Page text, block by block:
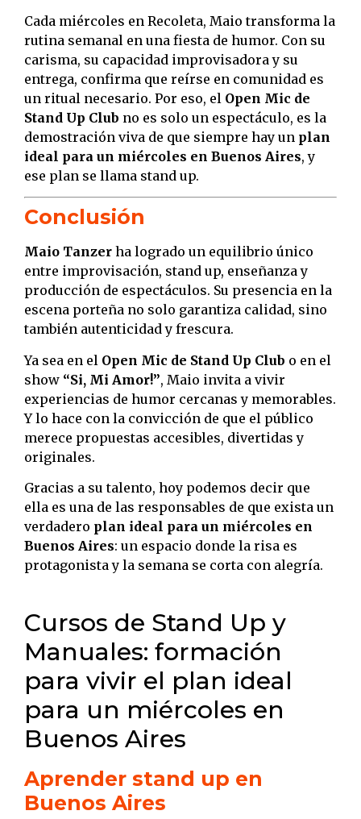
Cada miércoles en Recoleta, Maio transforma la
rutina semanal en una fiesta de humor. Con su
carisma, su capacidad improvisadora y su
entrega, confirma que reírse en comunidad es
un ritual necesario. Por eso, el Open Mic de
Stand Up Club no es solo un espectáculo, es la
demostración viva de que siempre hay un plan
ideal para un miércoles en Buenos Aires, y
ese plan se llama stand up.
Conclusión
Maio Tanzer ha logrado un equilibrio único
entre improvisación, stand up, enseñanza y
producción de espectáculos. Su presencia en la
escena porteña no solo garantiza calidad, sino
también autenticidad y frescura.
Ya sea en el Open Mic de Stand Up Club o en el
show “Si, Mi Amor!”, Maio invita a vivir
experiencias de humor cercanas y memorables.
Y lo hace con la convicción de que el público
merece propuestas accesibles, divertidas y
originales.
Gracias a su talento, hoy podemos decir que
ella es una de las responsables de que exista un
verdadero plan ideal para un miércoles en
Buenos Aires: un espacio donde la risa es
protagonista y la semana se corta con alegría.
Cursos de Stand Up y
Manuales: formación
para vivir el plan ideal
para un miércoles en
Buenos Aires
Aprender stand up en
Buenos Aires